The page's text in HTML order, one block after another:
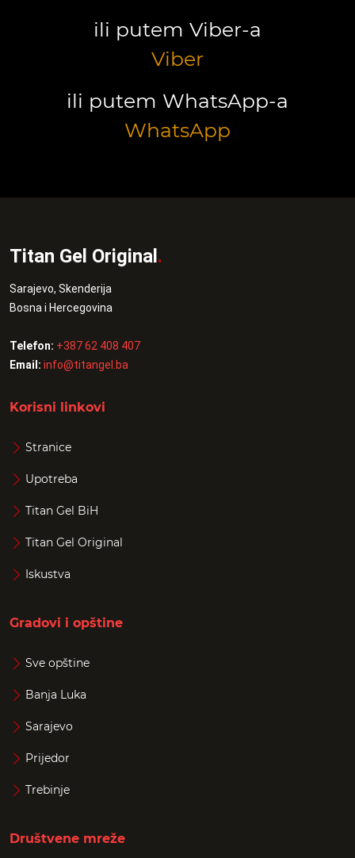
ili putem Viber-a
Viber
ili putem WhatsApp-a
WhatsApp
Titan Gel Original.
Sarajevo, Skenderija
Bosna i Hercegovina
Telefon: +387 62 408 407
Email: info@titangel.ba
Korisni linkovi
Stranice
Upotreba
Titan Gel BiH
Titan Gel Original
Iskustva
Gradovi i opštine
Sve opštine
Banja Luka
Sarajevo
Prijedor
Trebinje
Društvene mreže